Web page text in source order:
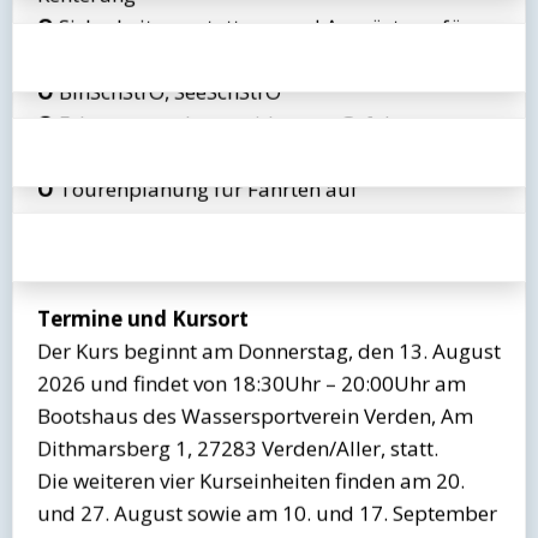
O Sicherheitsausstattung und Ausrüstung für
OBinSchStrO, SeeSchStrO
O Erkennen und vermeiden von Gefahren
OTourenplanung für Fahrten auf
Termine und Kursort
Der Kurs beginnt am Donnerstag, den 13. August
2026 und findet von 18:30Uhr – 20:00Uhr am
Bootshaus des Wassersportverein Verden, Am
Dithmarsberg 1, 27283 Verden/Aller, statt.
Die weiteren vier Kurseinheiten finden am 20.
und 27. August sowie am 10. und 17. September